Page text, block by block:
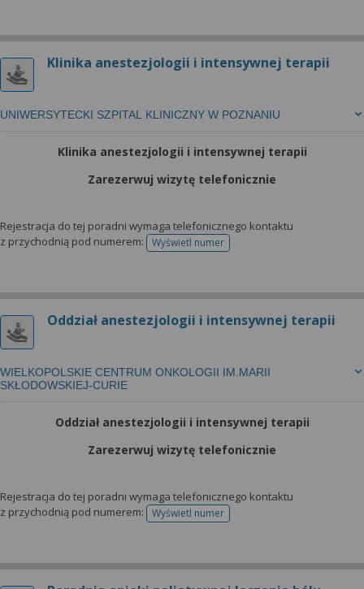
Klinika anestezjologii i intensywnej terapii
UNIWERSYTECKI SZPITAL KLINICZNY W POZNANIU
Klinika anestezjologii i intensywnej terapii
Zarezerwuj wizytę telefonicznie
Rejestracja do tej poradni wymaga telefonicznego kontaktu
z przychodnią pod numerem:
Wyświetl numertelefonu do rejestracji
Oddział anestezjologii i intensywnej terapii
WIELKOPOLSKIE CENTRUM ONKOLOGII IM.MARII
SKŁODOWSKIEJ-CURIE
Oddział anestezjologii i intensywnej terapii
Zarezerwuj wizytę telefonicznie
Rejestracja do tej poradni wymaga telefonicznego kontaktu
z przychodnią pod numerem:
Wyświetl numertelefonu do rejestracji